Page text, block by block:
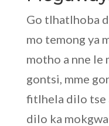
Go tlhatlhoba
mo temong ya
motho a nne le
gontsi, mme
fitlhela dilo tse
dilo ka